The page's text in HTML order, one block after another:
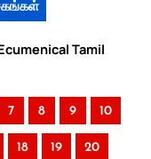
Tamil
7 8 9 10
18 19 20